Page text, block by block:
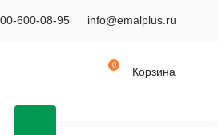
600-08-95 info@emalplus.ru
Корзина